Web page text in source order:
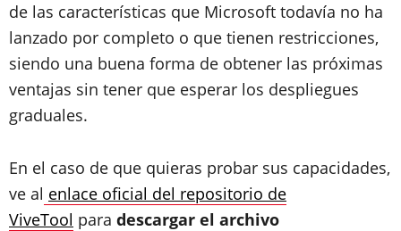
de las características que Microsoft todavía no ha
lanzado por completo o que tienen restricciones,
siendo una buena forma de obtener las próximas
ventajas sin tener que esperar los despliegues
graduales.
En el caso de que quieras probar sus capacidades,
ve al enlace oficial del repositorio de
ViveTool para descargar el archivo